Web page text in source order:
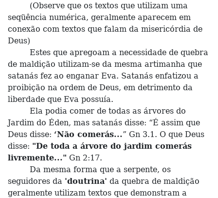
(Observe que os textos que utilizam uma
seqüência numérica, geralmente aparecem em
conexão com textos que falam da misericórdia de
Deus)
Estes que apregoam a necessidade de quebra
de maldição utilizam-se da mesma artimanha que
satanás fez ao enganar Eva. Satanás enfatizou a
proibição na ordem de Deus, em detrimento da
liberdade que Eva possuía.
Ela podia comer de todas as árvores do
Jardim do Éden, mas satanás disse: “É assim que
Deus disse: ‘Não comerás...” Gn 3.1. O que Deus
disse: "De toda a árvore do jardim comerás
livremente..." Gn 2:17.
Da mesma forma que a serpente, os
seguidores da 'doutrina' da quebra de maldição
geralmente utilizam textos que demonstram a